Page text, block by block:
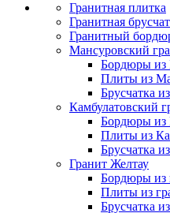
Гранитная плитка
Гранитная
Гранитный
Мансуровский
Бордюры из
Плиты из
Брусчатка
Камбулатовский
Бордюры из
Плиты из
Брусчатка
Гранит Желтау
Бордюры из
Плиты из
Брусчатка